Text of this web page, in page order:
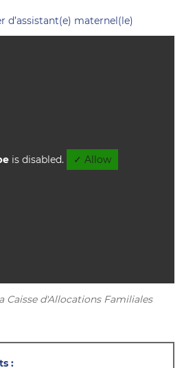
d’assistant(e) maternel(le)
is disabled. ✓ Allow
Caisse d'Allocations Familiales
: